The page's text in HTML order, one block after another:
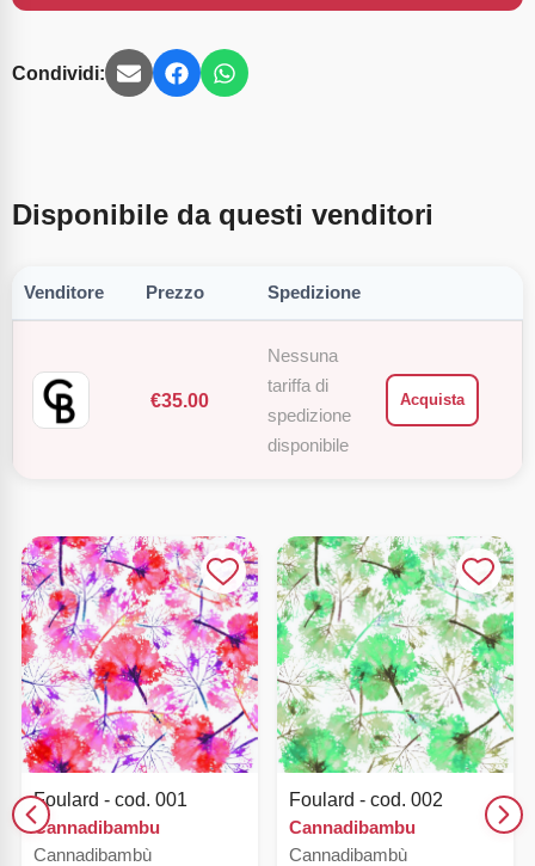
Condividi:
Disponibile da questi venditori
Venditore Prezzo Spedizione
€35.00
Nessuna
tariffa di
spedizione
disponibile
Acquista
Foulard - cod. 001
Cannadibambu
Cannadibambù
Foulard - cod. 002
Cannadibambu
Cannadibambù